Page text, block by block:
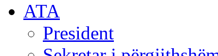
АТА
President